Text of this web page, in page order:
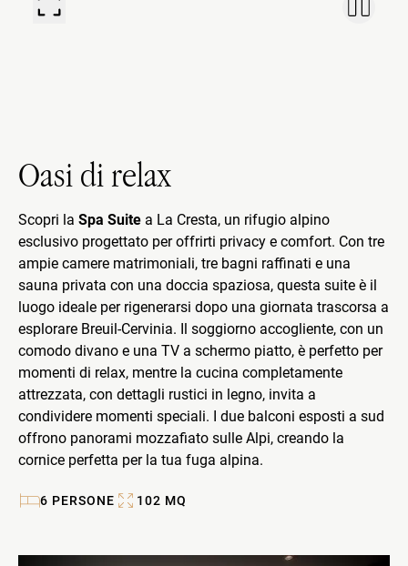
Oasi di relax
Scopri la Spa Suite a La Cresta, un rifugio alpino
esclusivo progettato per offrirti privacy e comfort. Con tre
ampie camere matrimoniali, tre bagni raffinati e una
sauna privata con una doccia spaziosa, questa suite è il
luogo ideale per rigenerarsi dopo una giornata trascorsa a
esplorare Breuil-Cervinia. Il soggiorno accogliente, con un
comodo divano e una TV a schermo piatto, è perfetto per
momenti di relax, mentre la cucina completamente
attrezzata, con dettagli rustici in legno, invita a
condividere momenti speciali. I due balconi esposti a sud
offrono panorami mozzafiato sulle Alpi, creando la
cornice perfetta per la tua fuga alpina.
6 PERSONE 102 MQ